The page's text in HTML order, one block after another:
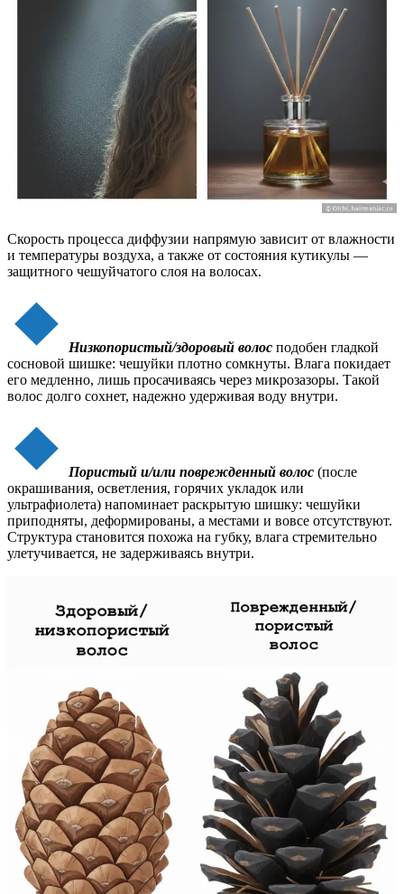
Скорость процесса диффузии напрямую зависит от влажности
и температуры воздуха, а также от состояния кутикулы —
защитного чешуйчатого слоя на волосах.
Низкопористый/здоровый волос подобен гладкой
сосновой шишке: чешуйки плотно сомкнуты. Влага покидает
его медленно, лишь просачиваясь через микрозазоры. Такой
волос долго сохнет, надежно удерживая воду внутри.
Пористый и/или поврежденный волос (после
окрашивания, осветления, горячих укладок или
ультрафиолета) напоминает раскрытую шишку: чешуйки
приподняты, деформированы, а местами и вовсе отсутствуют.
Структура становится похожа на губку, влага стремительно
улетучивается, не задерживаясь внутри.